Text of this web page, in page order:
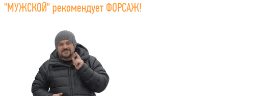
"МУЖСКОЙ" рекомендует ФОРСАЖ!